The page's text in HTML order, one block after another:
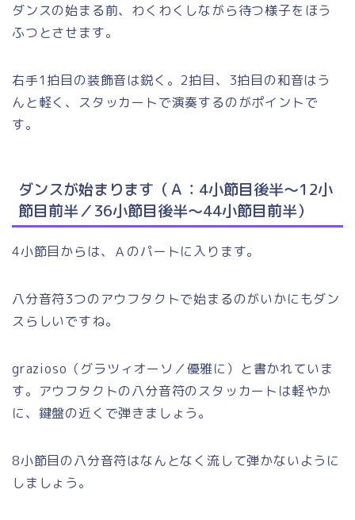
ダンスの始まる前、わくわくしながら待つ様子をほう
ふつとさせます。
右手1拍目の装飾音は鋭く。2拍目、3拍目の和音はう
んと軽く、スタッカートで演奏するのがポイントで
す。
ダンスが始まります（Ａ：4小節目後半～12小
節目前半／36小節目後半～44小節目前半）
4小節目からは、Ａのパートに入ります。
八分音符3つのアウフタクトで始まるのがいかにもダン
スらしいですね。
grazioso（グラツィオーソ／優雅に）と書かれていま
す。アウフタクトの八分音符のスタッカートは軽やか
に、鍵盤の近くで弾きましょう。
8小節目の八分音符はなんとなく流して弾かないように
しましょう。